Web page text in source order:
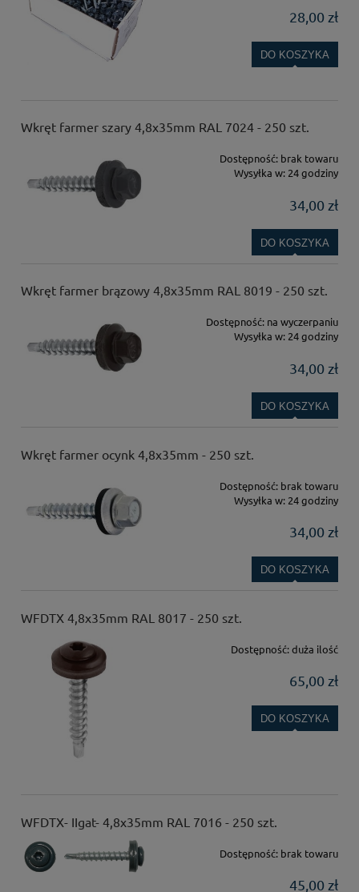
28,00 zł
DO KOSZYKA
Wkręt farmer szary 4,8x35mm RAL 7024 - 250 szt.
Dostępność: brak towaru
Wysyłka w: 24 godziny
34,00 zł
DO KOSZYKA
Wkręt farmer brązowy 4,8x35mm RAL 8019 - 250 szt.
Dostępność: na wyczerpaniu
Wysyłka w: 24 godziny
34,00 zł
DO KOSZYKA
Wkręt farmer ocynk 4,8x35mm - 250 szt.
Dostępność: brak towaru
Wysyłka w: 24 godziny
34,00 zł
DO KOSZYKA
WFDTX 4,8x35mm RAL 8017 - 250 szt.
Dostępność:duża ilość
65,00 zł
DO KOSZYKA
WFDTX- IIgat- 4,8x35mm RAL 7016 - 250 szt.
Dostępność: brak towaru
45,00 zł